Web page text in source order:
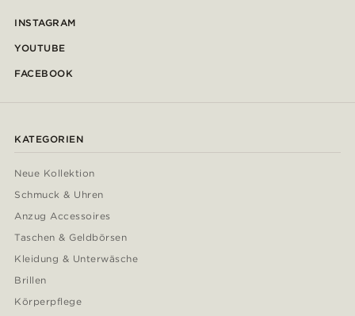
INSTAGRAM
YOUTUBE
FACEBOOK
KATEGORIEN
Neue Kollektion
Schmuck & Uhren
Anzug Accessoires
Taschen & Geldbörsen
Kleidung & Unterwäsche
Brillen
Körperpflege